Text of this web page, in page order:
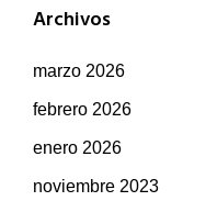
Archivos
marzo 2026
febrero 2026
enero 2026
noviembre 2023